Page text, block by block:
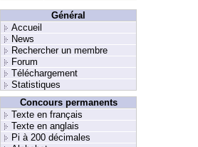
Général
Accueil
News
Rechercher un membre
Forum
Téléchargement
Statistiques
Concours permanents
Texte en français
Texte en anglais
Pi à 200 décimales